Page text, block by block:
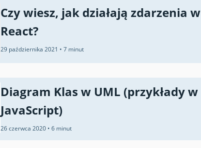
Czy wiesz, jak działają zdarzenia w
React?
29 października 2021 • 7 minut
Diagram Klas w UML (przykłady w
JavaScript)
26 czerwca 2020 • 6 minut